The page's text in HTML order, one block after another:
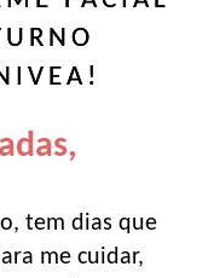
tem dias que
me cuidar,